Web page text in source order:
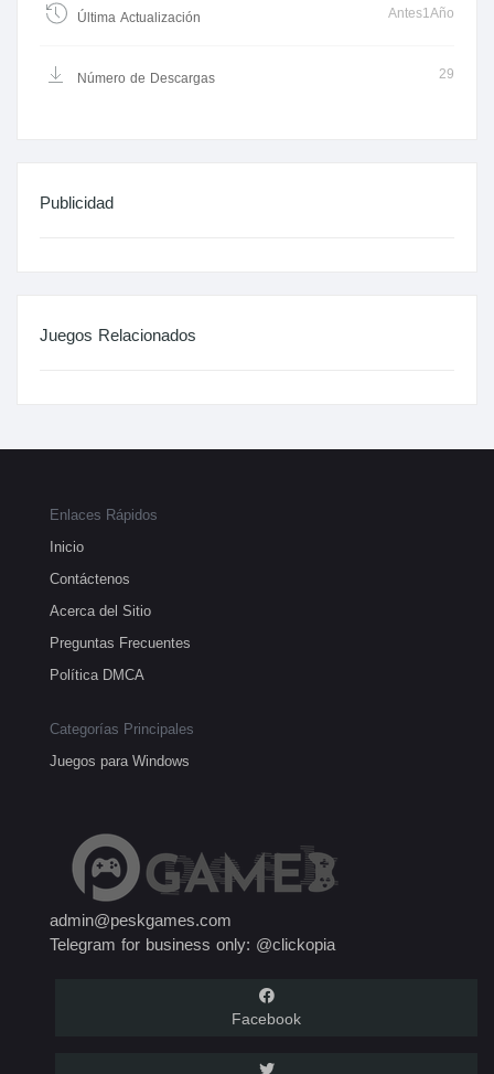
Última Actualización Antes1Año
Número de Descargas 29
Publicidad
Juegos Relacionados
Enlaces Rápidos
Inicio
Contáctenos
Acerca del Sitio
Preguntas Frecuentes
Política DMCA
Categorías Principales
Juegos para Windows
admin@peskgames.com
Telegram for business only: @clickopia
Facebook